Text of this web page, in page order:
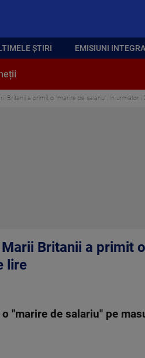
ȘTIRI EMISIUNI
Britanii a primit o "marire de salariu". In
Britanii a primit
lire
"marire de salariu" pe